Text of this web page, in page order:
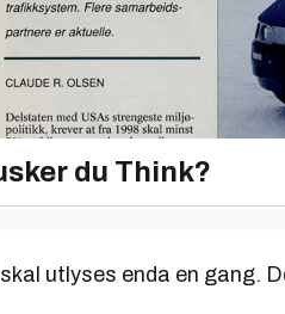
du Think?
utlyses enda en gang.